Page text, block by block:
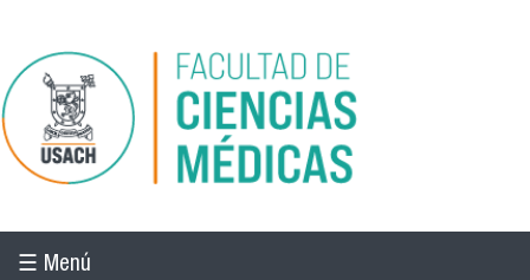
Pasar al contenido principal
☰ Menú